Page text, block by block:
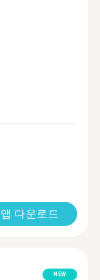
앱 다운로드
NEW